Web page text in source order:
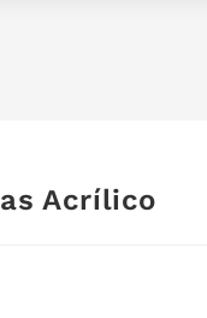
Acrílico